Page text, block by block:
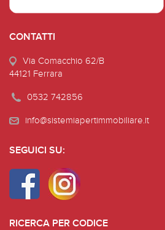
CONTATTI
Via Comacchio 62/B
44121 Ferrara
0532 742856
info@sistemiapertimmobiliare.it
SEGUICI SU:
RICERCA PER CODICE